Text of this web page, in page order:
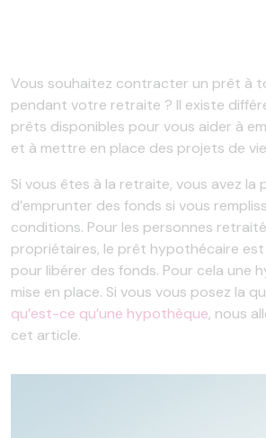
Vous souhaitez contracter un prêt à
pendant votre retraite ? Il existe
prêts disponibles pour vous aider à
et à mettre en place des projets de
Si vous êtes à la retraite, vous avez la
d’emprunter des fonds si vous
conditions. Pour les personnes
propriétaires, le prêt hypothécaire
pour libérer des fonds. Pour cela une
mise en place. Si vous vous posez la
qu’est-ce qu’une hypothèque, nous
cet article.